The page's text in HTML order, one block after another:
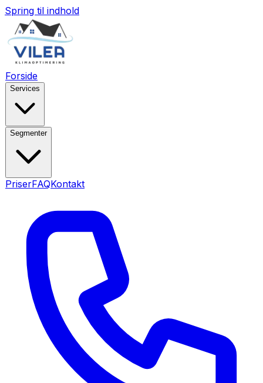
Spring til indhold
Forside
Services
Segmenter
PriserFAQKontakt